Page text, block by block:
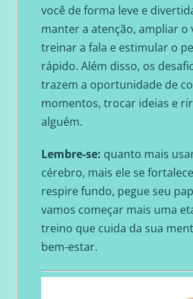
você de forma leve e
manter a atenção, ampliar o
treinar a fala e estimular o
rápido. Além disso, os
trazem a oportunidade de
momentos, trocar ideias e
alguém.
Lembre-se: quanto mais
cérebro, mais ele se
respire fundo, pegue seu
vamos começar mais uma
treino que cuida da sua
bem-estar.